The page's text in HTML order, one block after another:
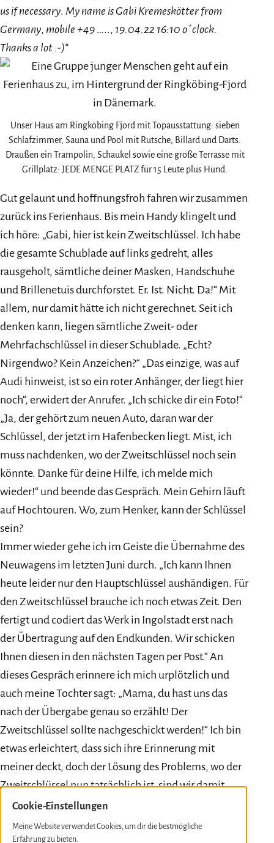
us if necessary. My name is Gabi Kremeskötter from
Germany, mobile +49 ….., 19.04.22 16:10 o´clock.
Thanks a lot :-)“
Unser Haus am Ringköbing Fjord mit Topausstattung: sieben
Schlafzimmer, Sauna und Pool mit Rutsche, Billard und Darts.
Draußen ein Trampolin, Schaukel sowie eine große Terrasse mit
Grillplatz: JEDE MENGE PLATZ für 15 Leute plus Hund.
Gut gelaunt und hoffnungsfroh fahren wir zusammen
zurück ins Ferienhaus. Bis mein Handy klingelt und
ich höre: „Gabi, hier ist kein Zweitschlüssel. Ich habe
die gesamte Schublade auf links gedreht, alles
rausgeholt, sämtliche deiner Masken, Handschuhe
und Brillenetuis durchforstet. Er. Ist. Nicht. Da!“ Mit
allem, nur damit hätte ich nicht gerechnet. Seit ich
denken kann, liegen sämtliche Zweit- oder
Mehrfachschlüssel in dieser Schublade. „Echt?
Nirgendwo? Kein Anzeichen?“ „Das einzige, was auf
Audi hinweist, ist so ein roter Anhänger, der liegt hier
noch“, erwidert der Anrufer. „Ich schicke dir ein Foto!“
„Ja, der gehört zum neuen Auto, daran war der
Schlüssel, der jetzt im Hafenbecken liegt. Mist, ich
muss nachdenken, wo der Zweitschlüssel noch sein
könnte. Danke für deine Hilfe, ich melde mich
wieder!“ und beende das Gespräch. Mein Gehirn läuft
auf Hochtouren. Wo, zum Henker, kann der Schlüssel
sein?
Immer wieder gehe ich im Geiste die Übernahme des
Neuwagens im letzten Juni durch. „Ich kann Ihnen
heute leider nur den Hauptschlüssel aushändigen. Für
den Zweitschlüssel brauche ich noch etwas Zeit. Den
fertigt und codiert das Werk in Ingolstadt erst nach
der Übertragung auf den Endkunden. Wir schicken
Ihnen diesen in den nächsten Tagen per Post.“ An
dieses Gespräch erinnere ich mich urplötzlich und
auch meine Tochter sagt: „Mama, du hast uns das
nach der Übergabe genau so erzählt! Der
Zweitschlüssel sollte nachgeschickt werden!“ Ich bin
etwas erleichtert, dass sich ihre Erinnerung mit
meiner deckt, doch der Lösung des Problems, wo der
Zweitschlüssel nun tatsächlich ist, sind wir damit
keinen Schritt näher.
Ein weiteres Mal telefoniere ich mit dem
Auszubildenden von Audi Mainz. „Ich habe bei Ihrem
Cookie-Einstellungen
Meine Website verwendet Cookies, um dir die bestmögliche
Erfahrung zu bieten.